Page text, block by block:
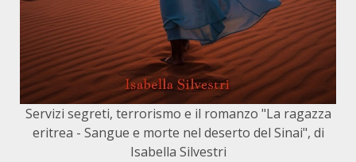
Servizi segreti, terrorismo e il romanzo "La ragazza
eritrea - Sangue e morte nel deserto del Sinai", di
Isabella Silvestri